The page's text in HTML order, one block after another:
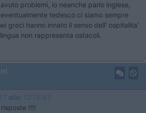
problemi, io neanche parlo inglese,
tedesco ci siamo sempre
greci hanno innato il senso dell' ospitalita'
non rappresenta ostacoli.
alle: 12:15:43
!!!!